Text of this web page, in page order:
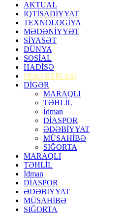
AKTUAL
İQTİSADİYYAT
TEXNOLOGİYA
MƏDƏNİYYƏT
SİYASƏT
DÜNYA
SOSİAL
HADİSƏ
PEŞƏ ETİKASI
DİGƏR
MARAQLI
TƏHLİL
İdman
DİASPOR
ƏDƏBİYYAT
MÜSAHİBƏ
SIĞORTA
MARAQLI
TƏHLİL
İdman
DİASPOR
ƏDƏBİYYAT
MÜSAHİBƏ
SIĞORTA